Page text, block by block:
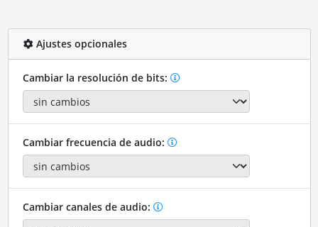
Ajustes opcionales
Cambiar la resolución de bits:
Cambiar frecuencia de audio:
Cambiar canales de audio: